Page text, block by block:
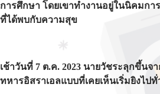
การศึกษา โดยเขาทำงานอยู่ในนิคมกา
ที่ได้พบกับความสุข
เช้าวันที่ 7 ต.ค. 2023 นายวัชระลุกขึ้น
ทหารอิสราเอลแบบที่เคยเห็นเริ่มยิงไ